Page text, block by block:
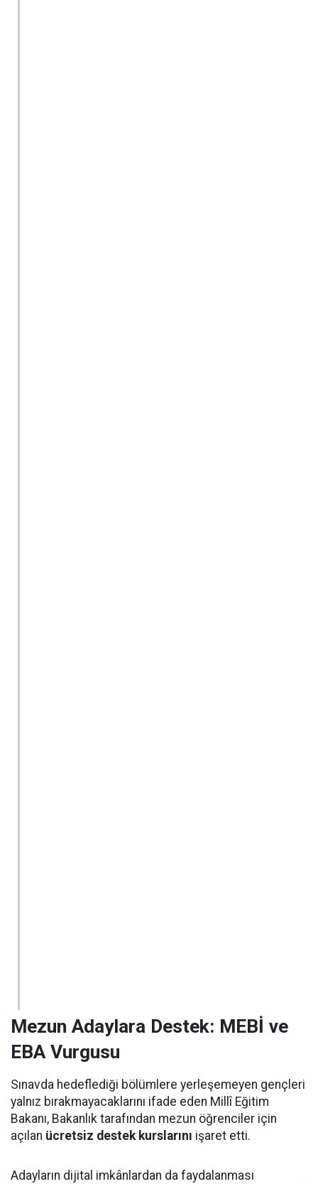
Mezun Adaylara Destek: MEBİ ve
EBA Vurgusu
Sınavda hedeflediği bölümlere yerleşemeyen gençleri
yalnız bırakmayacaklarını ifade eden Millî Eğitim
Bakanı, Bakanlık tarafından mezun öğrenciler için
açılan ücretsiz destek kurslarını işaret etti.
Adayların dijital imkânlardan da faydalanması